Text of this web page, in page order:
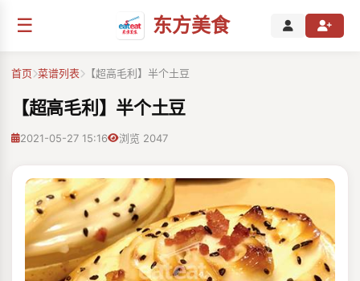
☰ 东方美食
首页 菜谱列表 【超高毛利】半个土豆
【超高毛利】半个土豆
2021-05-27 15:16 浏览 2047